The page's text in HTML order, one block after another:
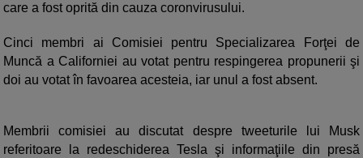
care a fost oprită din cauza coronvirusului.
Cinci membri ai Comisiei pentru Specializarea Forţei de
Muncă a Californiei au votat pentru respingerea propunerii şi
doi au votat în favoarea acesteia, iar unul a fost absent.
Membrii comisiei au discutat despre tweeturile lui Musk
referitoare la redeschiderea Tesla şi informaţiile din presă